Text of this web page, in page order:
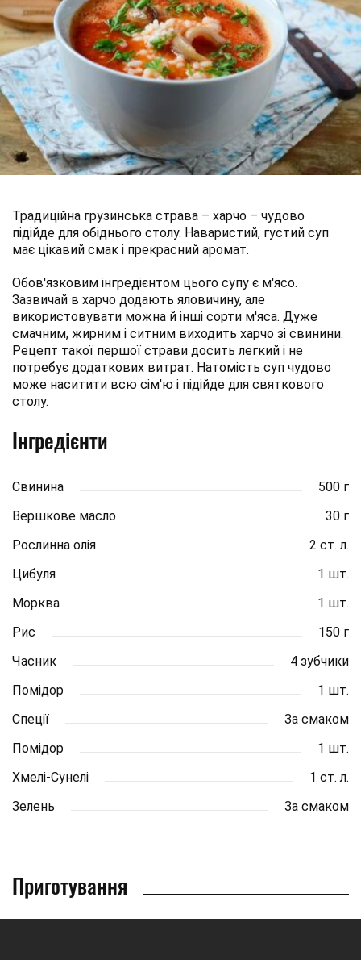
Традиційна грузинська страва – харчо – чудово
підійде для обіднього столу. Наваристий, густий суп
має цікавий смак і прекрасний аромат.
Обов'язковим інгредієнтом цього супу є м'ясо.
Зазвичай в харчо додають яловичину, але
використовувати можна й інші сорти м'яса. Дуже
смачним, жирним і ситним виходить харчо зі свинини.
Рецепт такої першої страви досить легкий і не
потребує додаткових витрат. Натомість суп чудово
може наситити всю сім'ю і підійде для святкового
столу.
Інгредієнти
Свинина
500 г
Вершкове масло
30 г
Рослинна олія
2 ст. л.
Цибуля
1 шт.
Морква
1 шт.
Рис
150 г
Часник
4 зубчики
Помідор
1 шт.
Спеції
За смаком
Помідор
1 шт.
Хмелі-Сунелі
1 ст. л.
Зелень
За смаком
Приготування